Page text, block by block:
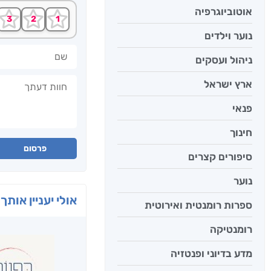
אוטוביוגרפיה
נוער וילדים
ניהול ועסקים
ארץ ישראל
פנאי
חינוך
סיפורים קצרים
נוער
ספרות רומנטית ואירוטית
רומנטיקה
מדע בדיוני ופנטזיה
פרסום
אולי יעניין